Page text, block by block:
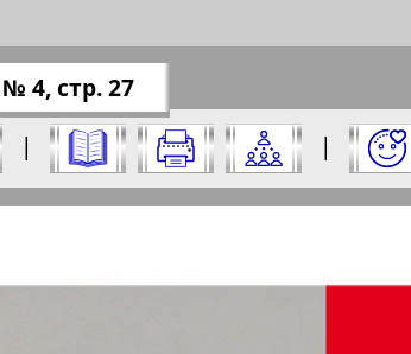
на него:
4, стр. 27
| |